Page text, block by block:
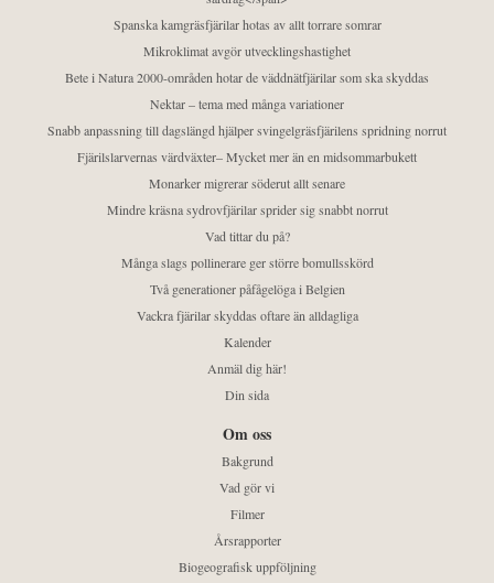
Spanska kamgräsfjärilar hotas av allt torrare somrar
Mikroklimat avgör utvecklingshastighet
Bete i Natura 2000-områden hotar de väddnätfjärilar som ska skyddas
Nektar – tema med många variationer
Snabb anpassning till dagslängd hjälper svingelgräsfjärilens spridning norrut
Fjärilslarvernas värdväxter– Mycket mer än en midsommarbukett
Monarker migrerar söderut allt senare
Mindre kräsna sydrovfjärilar sprider sig snabbt norrut
Vad tittar du på?
Många slags pollinerare ger större bomullsskörd
Två generationer påfågelöga i Belgien
Vackra fjärilar skyddas oftare än alldagliga
Kalender
Anmäl dig här!
Din sida
Om oss
Bakgrund
Vad gör vi
Filmer
Årsrapporter
Biogeografisk uppföljning